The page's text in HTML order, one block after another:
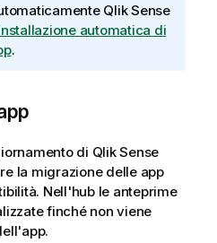
Qlik Sense
automatica di
.
di Qlik Sense
la migrazione delle app
Nell'hub le anteprime
finché non viene